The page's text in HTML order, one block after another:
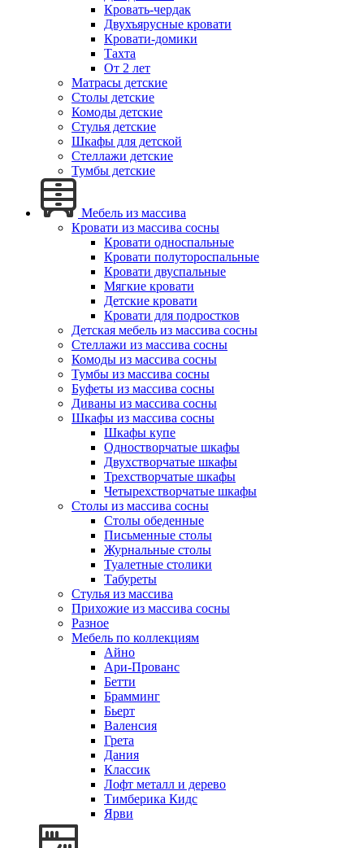
Кровать-чердак
Двухъярусные кровати
Кровати-домики
Тахта
От 2 лет
Матрасы детские
Столы детские
Комоды детские
Стулья детские
Шкафы для детской
Стеллажи детские
Тумбы детские
Мебель из массива
Кровати из массива сосны
Кровати односпальные
Кровати полутороспальные
Кровати двуспальные
Мягкие кровати
Детские кровати
Кровати для подростков
Детская мебель из массива сосны
Стеллажи из массива сосны
Комоды из массива сосны
Тумбы из массива сосны
Буфеты из массива сосны
Диваны из массива сосны
Шкафы из массива сосны
Шкафы купе
Одностворчатые шкафы
Двухстворчатые шкафы
Трехстворчатые шкафы
Четырехстворчатые шкафы
Столы из массива сосны
Столы обеденные
Письменные столы
Журнальные столы
Туалетные столики
Табуреты
Стулья из массива
Прихожие из массива сосны
Разное
Мебель по коллекциям
Айно
Ари-Прованс
Бетти
Брамминг
Бьерт
Валенсия
Грета
Дания
Классик
Лофт металл и дерево
Тимберика Кидс
Ярви